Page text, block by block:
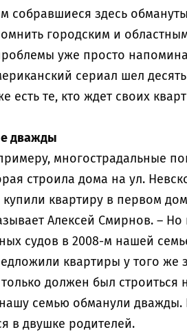
собравшиеся здесь
городским и
уже просто
сериал шел
есть те, кто ждет своих
дважды
многострадальные
строила дома на ул.
квартиру в первом
Алексей Смирнов. –
судов в 2008-м нашей
квартиры у того же
должен был строиться
нашу семью обманули
в двушке родителей.